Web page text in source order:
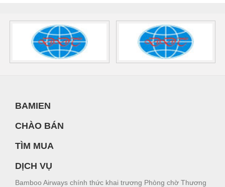
BAMIEN
CHÀO BÁN
TÌM MUA
DỊCH VỤ
Bamboo Airways chính thức khai trương Phòng chờ Thương